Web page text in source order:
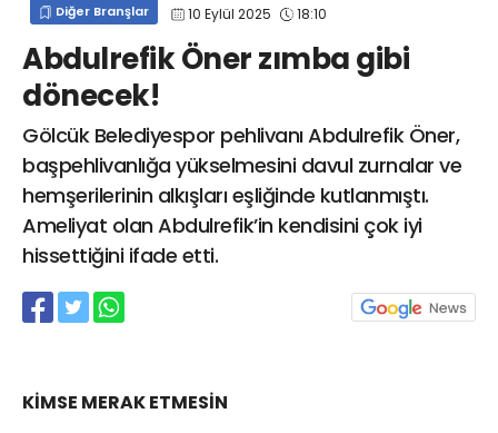
Diğer Branşlar 10 Eylül 2025 18:10
Abdulrefik Öner zımba gibi
dönecek!
Gölcük Belediyespor pehlivanı Abdulrefik Öner,
başpehlivanlığa yükselmesini davul zurnalar ve
hemşerilerinin alkışları eşliğinde kutlanmıştı.
Ameliyat olan Abdulrefik’in kendisini çok iyi
hissettiğini ifade etti.
KİMSE MERAK ETMESİN
info@spor41.com